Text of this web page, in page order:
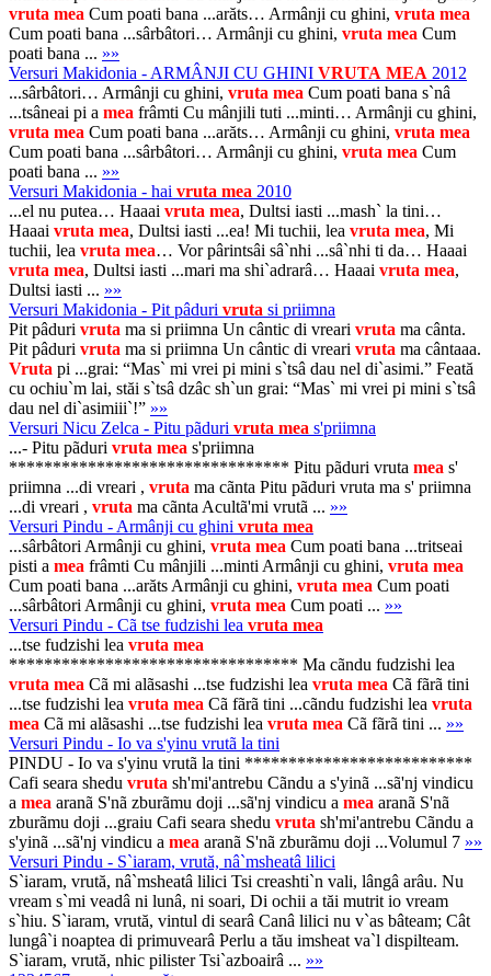
vruta mea Cum poati bana ...arăts… Armânji cu ghini, vruta mea
Cum poati bana ...sârbâtori… Armânji cu ghini, vruta mea Cum
poati bana ... »»
Versuri Makidonia - ARMÂNJI CU GHINI VRUTA MEA 2012
...sârbâtori… Armânji cu ghini, vruta mea Cum poati bana s`nâ
...tsâneai pi a mea frâmti Cu mânjili tuti ...minti… Armânji cu ghini,
vruta mea Cum poati bana ...arăts… Armânji cu ghini, vruta mea
Cum poati bana ...sârbâtori… Armânji cu ghini, vruta mea Cum
poati bana ... »»
Versuri Makidonia - hai vruta mea 2010
...el nu putea… Haaai vruta mea, Dultsi iasti ...mash` la tini…
Haaai vruta mea, Dultsi iasti ...ea! Mi tuchii, lea vruta mea, Mi
tuchii, lea vruta mea… Vor pârintsâi sâ`nhi ...sâ`nhi ti da… Haaai
vruta mea, Dultsi iasti ...mari ma shi`adrarâ… Haaai vruta mea,
Dultsi iasti ... »»
Versuri Makidonia - Pit pâduri vruta si priimna
Pit pâduri vruta ma si priimna Un cântic di vreari vruta ma cânta.
Pit pâduri vruta ma si priimna Un cântic di vreari vruta ma cântaaa.
Vruta pi ...grai: “Mas` mi vrei pi mini s`tsâ dau nel di`asimi.” Feată
cu ochiu`m lai, stăi s`tsâ dzâc sh`un grai: “Mas` mi vrei pi mini s`tsâ
dau nel di`asimiii`!” »»
Versuri Nicu Zelca - Pitu pãduri vruta mea s'priimna
...- Pitu pãduri vruta mea s'priimna
******************************** Pitu pãduri vruta mea s'
priimna ...di vreari , vruta ma cãnta Pitu pãduri vruta ma s' priimna
...di vreari , vruta ma cãnta Acultã'mi vrutã ... »»
Versuri Pindu - Armânji cu ghini vruta mea
...sârbâtori Armânji cu ghini, vruta mea Cum poati bana ...tritseai
pisti a mea frâmti Cu mânjili ...minti Armânji cu ghini, vruta mea
Cum poati bana ...arăts Armânji cu ghini, vruta mea Cum poati
...sârbâtori Armânji cu ghini, vruta mea Cum poati ... »»
Versuri Pindu - Cã tse fudzishi lea vruta mea
...tse fudzishi lea vruta mea
********************************* Ma cãndu fudzishi lea
vruta mea Cã mi alãsashi ...tse fudzishi lea vruta mea Cã fãrã tini
...tse fudzishi lea vruta mea Cã fãrã tini ...cãndu fudzishi lea vruta
mea Cã mi alãsashi ...tse fudzishi lea vruta mea Cã fãrã tini ... »»
Versuri Pindu - Io va s'yinu vrutã la tini
PINDU - Io va s'yinu vrutã la tini **************************
Cafi seara shedu vruta sh'mi'antrebu Cãndu a s'yinã ...sã'nj vindicu
a mea aranã S'nã zburãmu doji ...sã'nj vindicu a mea aranã S'nã
zburãmu doji ...graiu Cafi seara shedu vruta sh'mi'antrebu Cãndu a
s'yinã ...sã'nj vindicu a mea aranã S'nã zburãmu doji ...Volumul 7 »»
Versuri Pindu - S`iaram, vrută, nâ`msheatâ lilici
S`iaram, vrută, nâ`msheatâ lilici Tsi creashti`n vali, lângâ arâu. Nu
vream s`mi veadâ ni lunâ, ni soari, Di ochii a tăi mutrit io vream
s`hiu. S`iaram, vrută, vintul di searâ Canâ lilici nu v`as bâteam; Cât
lungâ`i noaptea di primuvearâ Perlu a tău imsheat va`l dispilteam.
S`iaram, vrută, nhic pilister Tsi`azboairâ ... »»